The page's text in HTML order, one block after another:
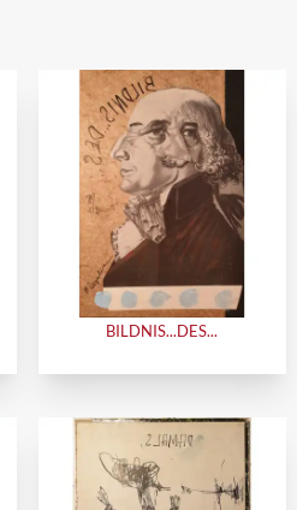
BILDNIS...DES...